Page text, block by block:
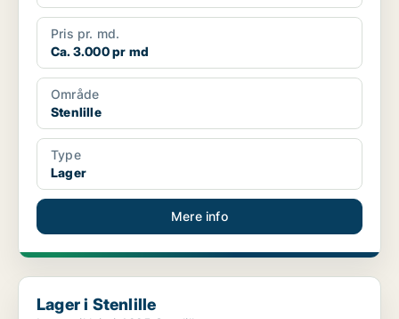
Pris pr. md.
Ca. 3.000 pr md
Område
Stenlille
Type
Lager
Mere info
Lager i Stenlille
Lager i Stenlille